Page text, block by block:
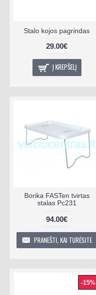
Stalo kojos pagrindas
29.00€
Į KREPŠELĮ
Borika FASTen tvirtas
stalas Pc231
94.00€
PRANEŠTI, KAI TURĖSITE
-15%